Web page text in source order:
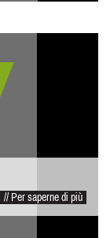
// Per saperne di più